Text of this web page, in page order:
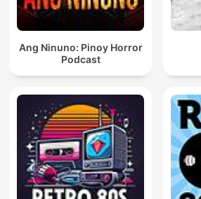
Ang Ninuno: Pinoy Horror
Podcast